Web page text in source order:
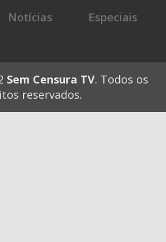
Notícias Especiais
Sem Censura TV. Todos os
reservados.